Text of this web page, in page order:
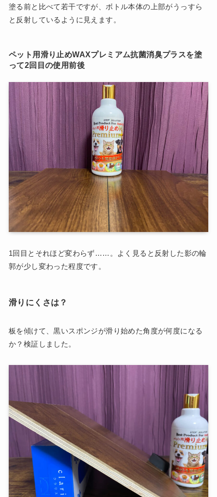
塗る前と比べて若干ですが、ボトル本体の上部がうっすら
と反射しているように見えます。
ペット用滑り止めWAXプレミアム抗菌消臭プラスを塗
って2回目の使用前後
1回目とそれほど変わらず……。よく見ると反射した影の輪
郭が少し変わった程度です。
滑りにくさは？
板を傾けて、黒いスポンジが滑り始めた角度が何度になる
か？検証しました。